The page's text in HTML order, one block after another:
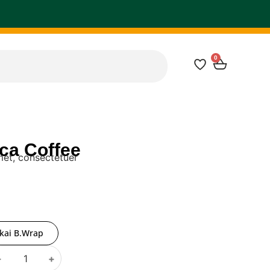
0
Coffee
consectetuer
B.Wrap
+